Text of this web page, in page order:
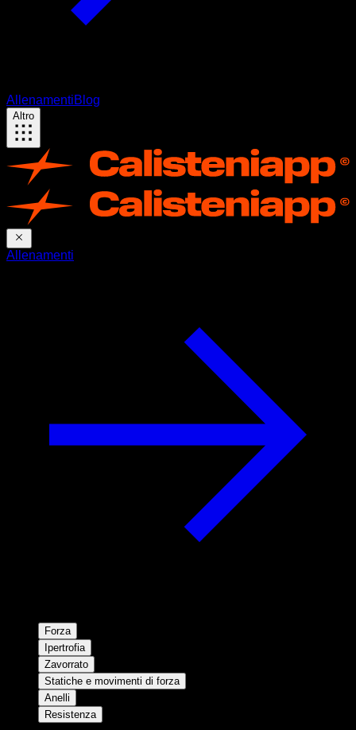
AllenamentiBlog
Altro
Allenamenti
Forza
Ipertrofia
Zavorrato
Statiche e movimenti di forza
Anelli
Resistenza